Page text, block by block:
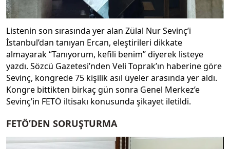
Listenin son sırasında yer alan Zülal Nur Sevinç’i
İstanbul’dan tanıyan Ercan, eleştirileri dikkate
almayarak “Tanıyorum, kefili benim” diyerek listeye
yazdı. Sözcü Gazetesi’nden Veli Toprak’ın haberine göre
Sevinç, kongrede 75 kişilik asıl üyeler arasında yer aldı.
Kongre bittikten birkaç gün sonra Genel Merkez’e
Sevinç’in FETÖ iltisakı konusunda şikayet iletildi.
FETÖ’DEN SORUŞTURMA